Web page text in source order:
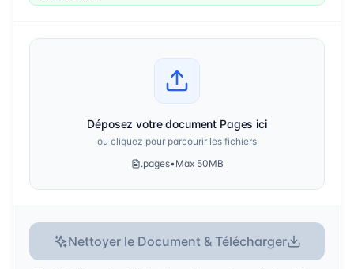
Déposez votre document Pages ici
ou cliquez pour parcourir les fichiers
.pages•Max 50MB
Nettoyer le Document & Télécharger